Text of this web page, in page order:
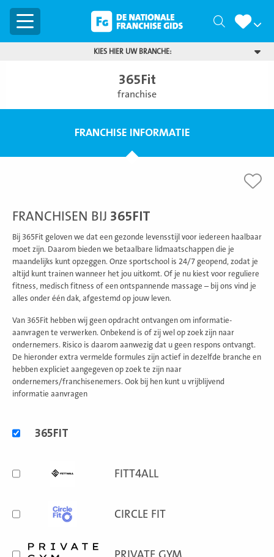
Menu Zoeken
KIES HIER UW BRANCHE:
365Fit
franchise
FRANCHISE INFORMATIE
FRANCHISEN BIJ 365FIT
Bij 365Fit geloven we dat een gezonde levensstijl voor iedereen haalbaar
moet zijn. Daarom bieden we betaalbare lidmaatschappen die je
maandelijks kunt opzeggen. Onze sportschool is 24/7 geopend, zodat je
altijd kunt trainen wanneer het jou uitkomt. Of je nu kiest voor reguliere
fitness, medisch fitness of een ontspannende massage – bij ons vind je
alles onder één dak, afgestemd op jouw leven.
Van 365Fit hebben wij geen opdracht ontvangen om informatie-
aanvragen te verwerken. Onbekend is of zij wel op zoek zijn naar
ondernemers. Risico is daarom aanwezig dat u geen respons ontvangt.
De hieronder extra vermelde formules zijn actief in dezelfde branche en
hebben expliciet aangegeven op zoek te zijn naar
ondernemers/franchisenemers. Ook bij hen kunt u vrijblijvend
informatie aanvragen
formules365FIT
FITT4ALL
CIRCLE FIT